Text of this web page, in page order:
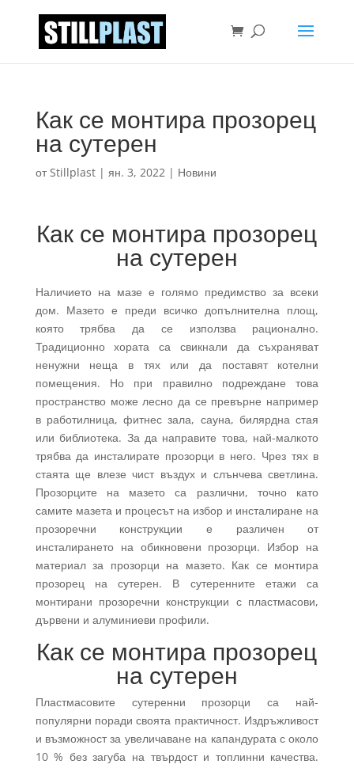
Как се монтира прозорец
на сутерен
отStillplast| ян. 3, 2022| Новини
Как се монтира прозорец
на сутерен
Наличието на мазе е голямо предимство за всеки
дом. Мазето е преди всичко допълнителна площ,
която трябва да се използва рационално.
Традиционно хората са свикнали да съхраняват
ненужни неща в тях или да поставят котелни
помещения. Но при правилно подреждане това
пространство може лесно да се превърне например
в работилница, фитнес зала, сауна, билярдна стая
или библиотека. За да направите това, най-малкото
трябва да инсталирате прозорци в него. Чрез тях в
стаята ще влезе чист въздух и слънчева светлина.
Прозорците на мазето са различни, точно като
самите мазета и процесът на избор и инсталиране на
прозоречни конструкции е различен от
инсталирането на обикновени прозорци. Избор на
материал за прозорци на мазето. Как се монтира
прозорец на сутерен. В сутеренните етажи са
монтирани прозоречни конструкции с пластмасови,
дървени и алуминиеви профили.
Как се монтира прозорец
на сутерен
Пластмасовите сутеренни прозорци са най-
популярни поради своята практичност. Издръжливост
и възможност за увеличаване на капандурата с около
10 % без загуба на твърдост и топлинни качества.